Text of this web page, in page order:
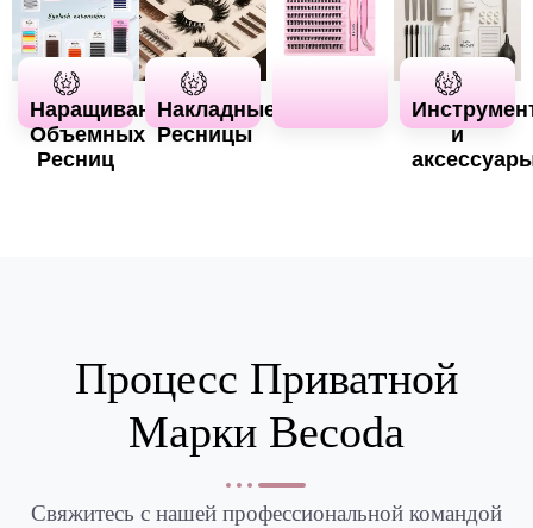
Наращивание
Объемных
Ресниц
Накладные
Ресницы
и
Процесс Приватной
Марки Becoda
Свяжитесь с нашей профессиональной командой